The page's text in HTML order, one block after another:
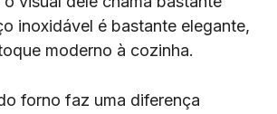
inoxidável é bastante elegante,
moderno à cozinha.
forno faz uma diferença